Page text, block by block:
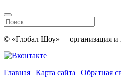
© «Глобал Шоу» – организация и
Главная | Карта сайта | Обратная